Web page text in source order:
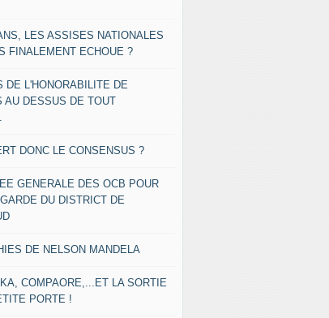
LES ASSISES NATIONALES
FINALEMENT ECHOUE ?
DE L'HONORABILITE DE
AU DESSUS DE TOUT
DONC LE CONSENSUS ?
GENERALE DES OCB POUR
DU DISTRICT DE
DE NELSON MANDELA
COMPAORE,...ET LA SORTIE
PORTE !